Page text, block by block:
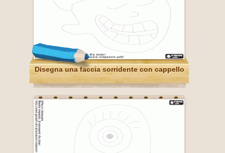
Disegna una faccia sorridente con cappello